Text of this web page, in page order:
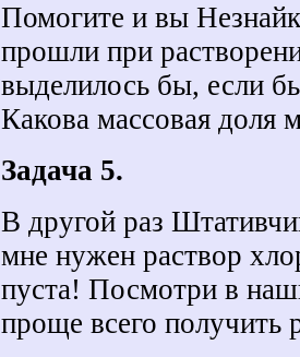
Помогите и вы
прошли при
выделилось бы, если
Какова массовая доля
Задача 5.
В другой раз
мне нужен раствор
пуста! Посмотри в
проще всего получить